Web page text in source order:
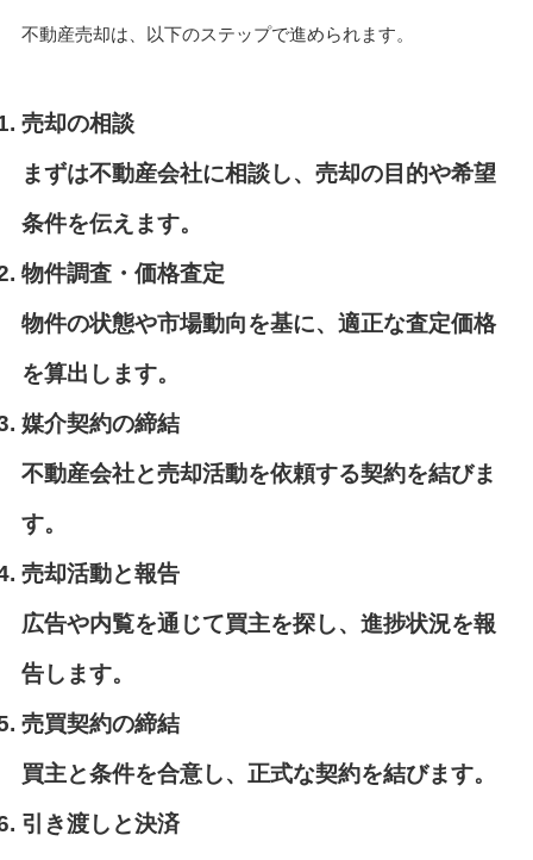
不動産売却は、以下のステップで進められます。
売却の相談
まずは不動産会社に相談し、売却の目的や希望
条件を伝えます。
物件調査・価格査定
物件の状態や市場動向を基に、適正な査定価格
を算出します。
媒介契約の締結
不動産会社と売却活動を依頼する契約を結びま
す。
売却活動と報告
広告や内覧を通じて買主を探し、進捗状況を報
告します。
売買契約の締結
買主と条件を合意し、正式な契約を結びます。
引き渡しと決済